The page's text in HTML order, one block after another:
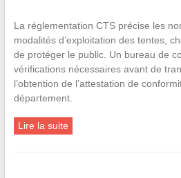
La réglementation CTS précise les
modalités d’exploitation des tentes,
de protéger le public. Un bureau de
vérifications nécessaires avant de
l’obtention de l’attestation de
département.
Lire la suite